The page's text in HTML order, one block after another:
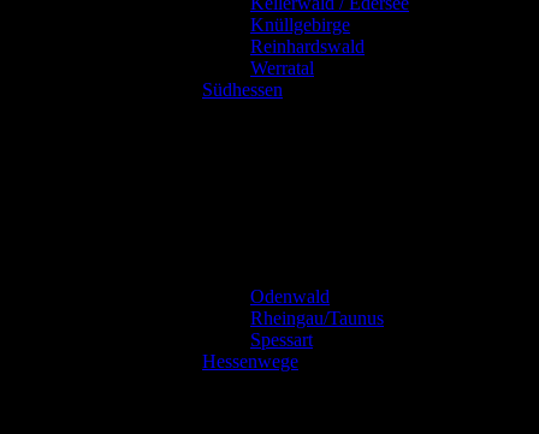
Knüllgebirge
Reinhardswald
Werratal
Südhessen
Odenwald
Rheingau/Taunus
Spessart
Hessenwege